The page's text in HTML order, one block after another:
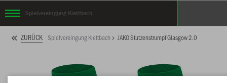
Spielvereingung Klettbach
ZURÜCK Spielvereingung Klettbach JAKO Stutzenstrumpf Glasgow 2.0